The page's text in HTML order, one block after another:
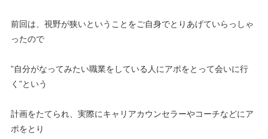
前回は、視野が狭いということをご自身でとりあげていらっしゃ
ったので
”自分がなってみたい職業をしている人にアポをとって会いに行
く”という
計画をたてられ、実際にキャリアカウンセラーやコーチなどにア
ポをとり